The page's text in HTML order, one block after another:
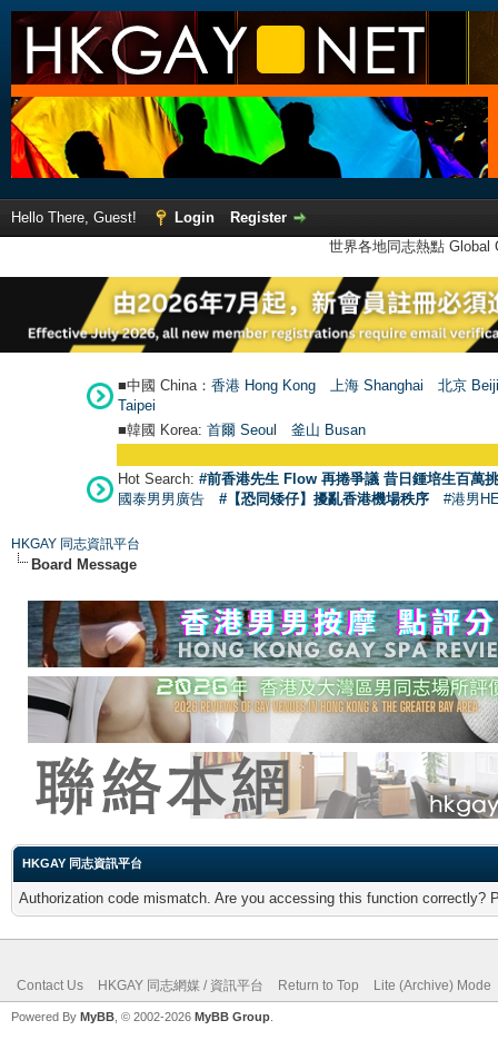
Hello There, Guest! Login
Register
世界各地同志熱點
■中國 China： 香港 Hong Kong 上海 Shanghai
北京
Taipei
■韓國 Korea: 首爾 Seoul 釜山 Busan
Hot Search: #前香港先生 Flow 再捲爭議 昔日鍾培生百萬
國泰男男廣告
#【恐同矮仔】擾亂香港機場秩序 #港男
HKGAY 同志資訊平台
Board Message
HKGAY 同志資訊平台
Authorization code mismatch. Are you accessing this function correctly?
Contact Us HKGAY 同志網媒 / 資訊平台 Return to Top Lite (Archive) Mode
Powered By MyBB , © 2002-2026 MyBB Group